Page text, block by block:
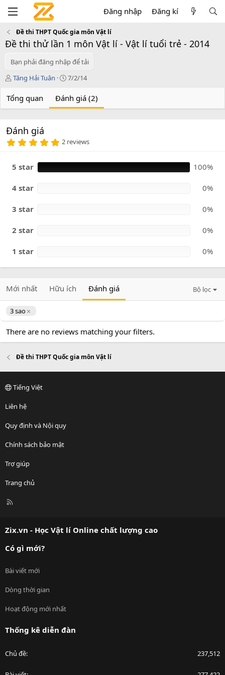
Đăng nhập Đăng kí
Đề thi THPT Quốc gia môn Vật lí
Đề thi thử lần 1 môn Vật lí - Vật lí tuổi trẻ - 2014
Bạn phải đăng nhập để tải
T
c
Tăng Hải Tuân
C
e
n
7/2/14
Tổng quan Đánh giá (2)
Đánh giá
5
0
s
2 reviews
5 star 100%
4 star 0%
3 star 0%
2 star 0%
1 star 0%
Mới nhất Hữu ích Đánh giá Bộ lọc
3 sao
There are no reviews matching your filters.
Đề thi THPT Quốc gia môn Vật lí
Tiếng Việt
Liên hệ
Quy định và Nội quy
Chính sách bảo mật
Trợ giúp
Trang chủ
R
Zix.vn - Học Vật lí Online chất lượng cao
Có gì mới?
Bài viết mới
Dòng thời gian
Hoạt động mới nhất
Thống kê diễn đàn
Chủ đề 237,512